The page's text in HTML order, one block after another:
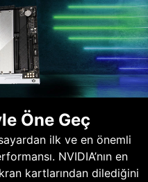
Öne Geç
ilk ve en önemli
NVIDIA’nın en
kartlarından dilediğini